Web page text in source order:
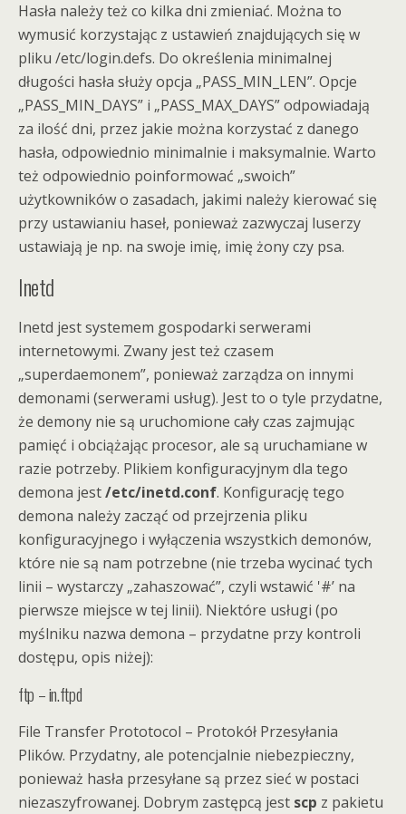
Hasła należy też co kilka dni zmieniać. Można to
wymusić korzystając z ustawień znajdujących się w
pliku /etc/login.defs. Do określenia minimalnej
długości hasła służy opcja „PASS_MIN_LEN”. Opcje
„PASS_MIN_DAYS” i „PASS_MAX_DAYS” odpowiadają
za ilość dni, przez jakie można korzystać z danego
hasła, odpowiednio minimalnie i maksymalnie. Warto
też odpowiednio poinformować „swoich”
użytkowników o zasadach, jakimi należy kierować się
przy ustawianiu haseł, ponieważ zazwyczaj luserzy
ustawiają je np. na swoje imię, imię żony czy psa.
Inetd
Inetd jest systemem gospodarki serwerami
internetowymi. Zwany jest też czasem
„superdaemonem”, ponieważ zarządza on innymi
demonami (serwerami usług). Jest to o tyle przydatne,
że demony nie są uruchomione cały czas zajmując
pamięć i obciążając procesor, ale są uruchamiane w
razie potrzeby. Plikiem konfiguracyjnym dla tego
demona jest/etc/inetd.conf. Konfigurację tego
demona należy zacząć od przejrzenia pliku
konfiguracyjnego i wyłączenia wszystkich demonów,
które nie są nam potrzebne (nie trzeba wycinać tych
linii – wystarczy „zahaszować”, czyli wstawić '#’ na
pierwsze miejsce w tej linii). Niektóre usługi (po
myślniku nazwa demona – przydatne przy kontroli
dostępu, opis niżej):
ftp – in.ftpd
File Transfer Prototocol – Protokół Przesyłania
Plików. Przydatny, ale potencjalnie niebezpieczny,
ponieważ hasła przesyłane są przez sieć w postaci
niezaszyfrowanej. Dobrym zastępcą jest scp z pakietu